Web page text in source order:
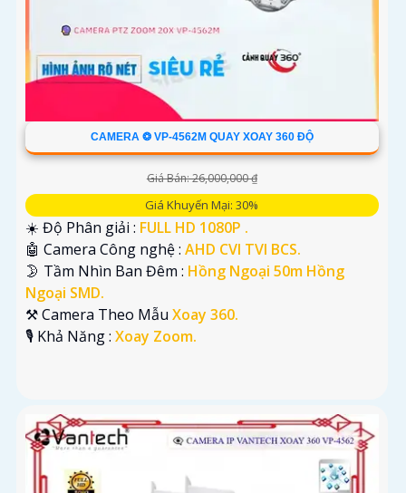
CAMERA ❂ VP-4562M QUAY XOAY 360 ĐỘ
Giá Bán: 26,000,000 ₫
Giá Khuyến Mại: 30%
☀️ Độ Phân giải : FULL HD 1080P .
🤖️ Camera Công nghệ : AHD CVI TVI BCS.
🌛 Tầm Nhìn Ban Đêm : Hồng Ngoại 50m Hồng
Ngoại SMD.
⚒ Camera Theo Mẫu Xoay 360.
️🎙 Khả Năng : Xoay Zoom.